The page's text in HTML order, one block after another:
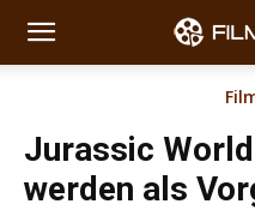
Jurassic
werden als